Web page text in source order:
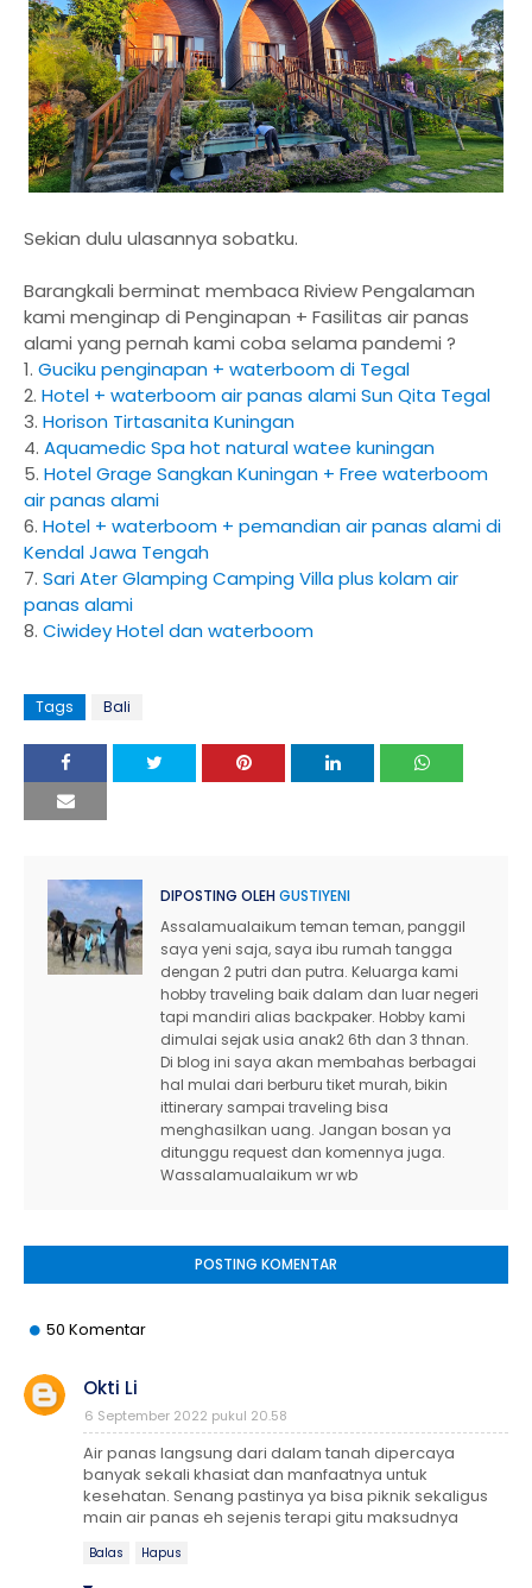
Sekian dulu ulasannya sobatku.
Barangkali berminat membaca Riview Pengalaman
kami menginap di Penginapan + Fasilitas air panas
alami yang pernah kami coba selama pandemi ?
1. Guciku penginapan + waterboom di Tegal
2. Hotel + waterboom air panas alami Sun Qita Tegal
3. Horison Tirtasanita Kuningan
4. Aquamedic Spa hot natural watee kuningan
5. Hotel Grage Sangkan Kuningan + Free waterboom
air panas alami
6. Hotel + waterboom + pemandian air panas alami di
Kendal Jawa Tengah
7. Sari Ater Glamping Camping Villa plus kolam air
panas alami
8. Ciwidey Hotel dan waterboom
Tags Bali
DIPOSTING OLEHGUSTIYENI
Assalamualaikum teman teman, panggil
saya yeni saja, saya ibu rumah tangga
dengan 2 putri dan putra. Keluarga kami
hobby traveling baik dalam dan luar negeri
tapi mandiri alias backpaker. Hobby kami
dimulai sejak usia anak2 6th dan 3 thnan.
Di blog ini saya akan membahas berbagai
hal mulai dari berburu tiket murah, bikin
ittinerary sampai traveling bisa
menghasilkan uang. Jangan bosan ya
ditunggu request dan komennya juga.
Wassalamualaikum wr wb
POSTING KOMENTAR
50 Komentar
Okti Li
6 September 2022 pukul 20.58
Air panas langsung dari dalam tanah dipercaya
banyak sekali khasiat dan manfaatnya untuk
kesehatan. Senang pastinya ya bisa piknik sekaligus
main air panas eh sejenis terapi gitu maksudnya
Balas Hapus